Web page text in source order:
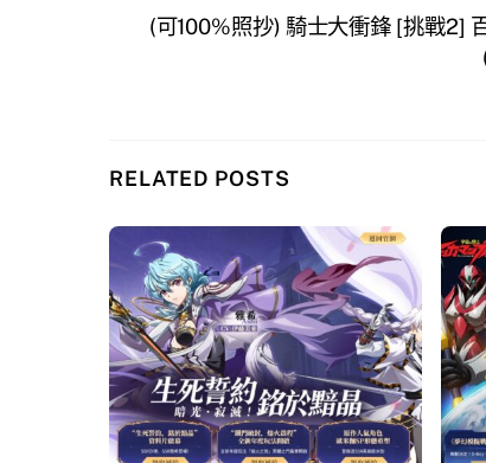
(可100%照抄) 騎士大衝鋒 [挑戰2]
RELATED POSTS